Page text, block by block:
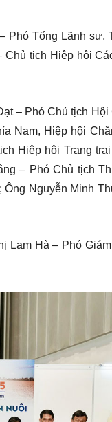
Phó Tổng Lãnh sự,
Chủ tịch Hiệp hội
– Phó Chủ tịch Hội
Nam, Hiệp hội
Hiệp hội Trang
– Phó Chủ tịch
Nguyễn Minh
Lam Hà – Phó